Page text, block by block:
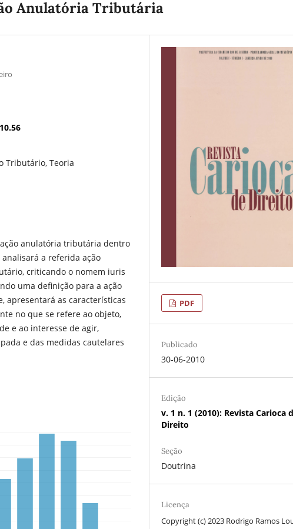
Anulatória Tributária
Tributário, Teoria
anulatória tributária dentro
analisará a referida ação
criticando o nomem iuris
uma definição para a ação
apresentará as características
no que se refere ao objeto,
e ao interesse de agir,
e das medidas cautelares
PDF
Publicado
30-06-2010
Edição
v. 1 n. 1 (2010): Revista Carioca
Direito
Seção
Doutrina
Licença
Copyright (c) 2023 Rodrigo Ramos